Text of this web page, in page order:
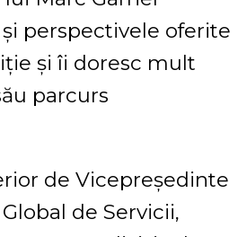
perspectivele oferite
și îi doresc mult
parcurs
de Vicepreședinte
de Servicii,